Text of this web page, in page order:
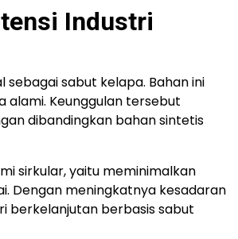
Industri
sabut kelapa. Bahan ini
alami. Keunggulan tersebut
dibandingkan bahan sintetis
sirkular, yaitu meminimalkan
Dengan meningkatnya kesadaran
berkelanjutan berbasis sabut